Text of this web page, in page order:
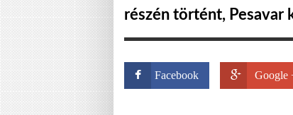
részén történt, Pesavar
Facebook Google